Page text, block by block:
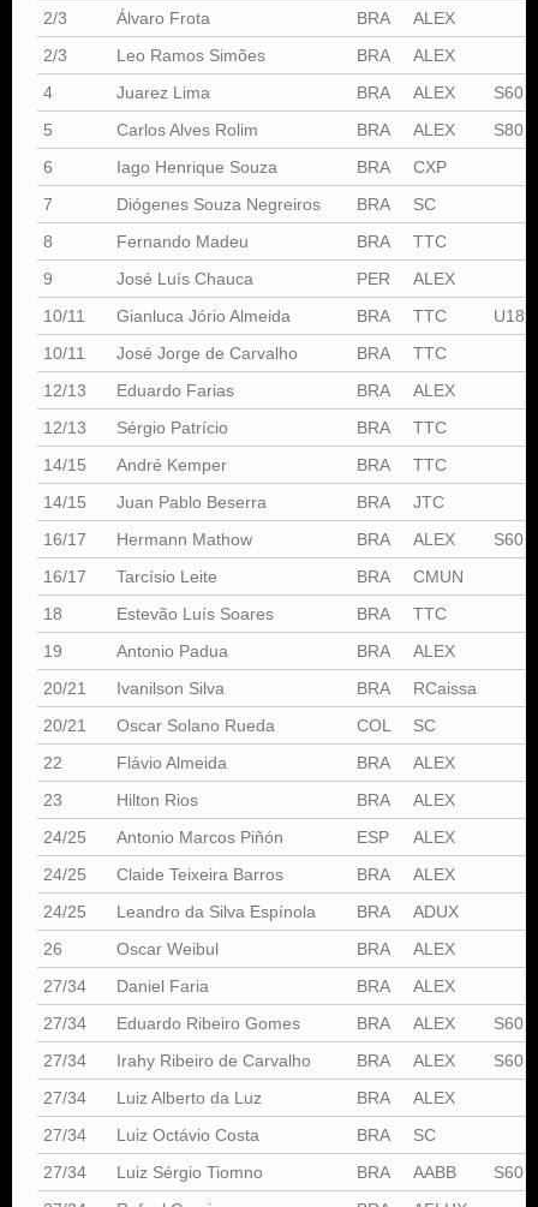
2/3
Álvaro Frota BRA
ALEX
2/3
Leo Ramos Simões BRA
ALEX
4
Juarez Lima BRA ALEX
S60
5
Carlos Alves Rolim BRA ALEX
S80
6
Iago Henrique Souza BRA
CXP
7
Diógenes Souza Negreiros BRA
SC
8
Fernando Madeu BRA
TTC
9
José Luís Chauca PER
ALEX
10/11
Gianluca Jório Almeida BRA TTC
U18
10/11
José Jorge de Carvalho BRA
TTC
12/13
Eduardo Farias BRA
ALEX
12/13
Sérgio Patrício BRA
TTC
14/15
André Kemper BRA
TTC
14/15
Juan Pablo Beserra BRA
JTC
16/17
Hermann Mathow BRA ALEX
S60
16/17
Tarcísio Leite BRA
CMUN
18
Estevão Luís Soares BRA
TTC
19
Antonio Padua BRA
ALEX
20/21
Ivanilson Silva BRA
RCaissa
20/21
Oscar Solano Rueda COL
SC
22
Flávio Almeida BRA
ALEX
23
Hilton Rios BRA
ALEX
24/25
Antonio Marcos Piñón ESP
ALEX
24/25
Claide Teixeira Barros BRA
ALEX
24/25
Leandro da Silva Espínola BRA
ADUX
26
Oscar Weibul BRA
ALEX
27/34
Daniel Faria BRA
ALEX
27/34
Eduardo Ribeiro Gomes BRA ALEX
S60
27/34
Irahy Ribeiro de Carvalho BRA ALEX
S60
27/34
Luiz Alberto da Luz BRA
ALEX
27/34
Luiz Octávio Costa BRA
SC
27/34
Luiz Sérgio Tiomno BRA AABB
S60